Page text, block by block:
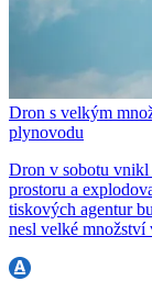
Dron s velkým
plynovodu
Dron v sobotu vnikl
prostoru a
tiskových agentur
nesl velké množství